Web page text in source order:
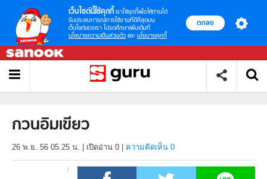
เว็บไซต์นี้ใช้คุกกี้ เราใช้คุกกี้เพื่อให้ท่านได้
รับประสบการณ์การใช้งานที่ดีที่สุดบน
เว็บไซต์ของเรา โปรดศึกษาเพิ่มเติมที่
นโยบายความเป็นส่วนตัว และ นโยบายคุกกี้
ตกลง
กวนอิมเขียว
26 พ.ย. 56 05.25 น. เปิดอ่าน 0 ความคิดเห็น 0